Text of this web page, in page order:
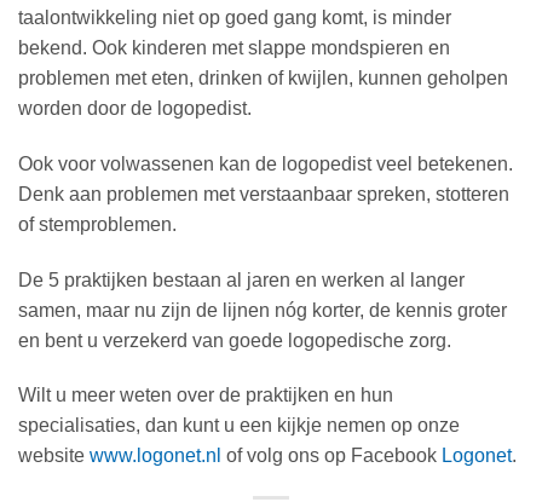
taalontwikkeling niet op goed gang komt, is minder
bekend. Ook kinderen met slappe mondspieren en
problemen met eten, drinken of kwijlen, kunnen geholpen
worden door de logopedist.
Ook voor volwassenen kan de logopedist veel betekenen.
Denk aan problemen met verstaanbaar spreken, stotteren
of stemproblemen.
De 5 praktijken bestaan al jaren en werken al langer
samen, maar nu zijn de lijnen nóg korter, de kennis groter
en bent u verzekerd van goede logopedische zorg.
Wilt u meer weten over de praktijken en hun
specialisaties, dan kunt u een kijkje nemen op onze
website www.logonet.nl of volg ons op Facebook Logonet.